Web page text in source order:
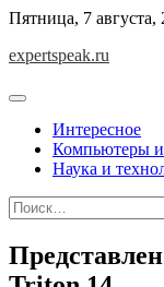
Skip
content
Пятница, 7 августа,
expertspeak.ru
Интересное
Компьютеры
Наука и
Найти: